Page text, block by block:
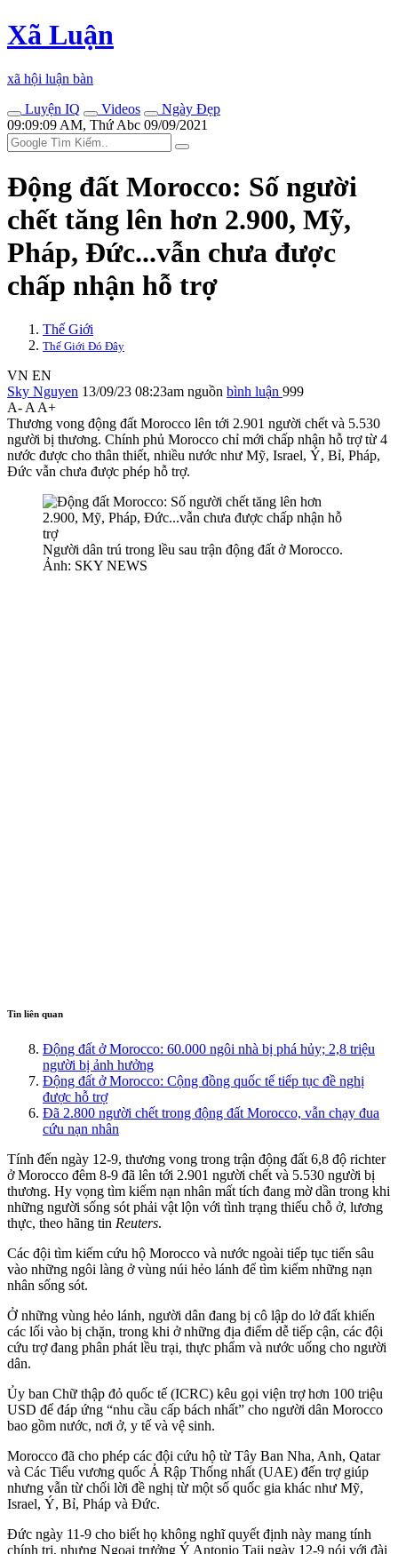
Xã Luận
xã hội luận bàn
Luyện IQ
Videos
Ngày Đẹp
09:09:09 AM, Thứ Abc 09/09/2021
Động đất Morocco: Số người
chết tăng lên hơn 2.900, Mỹ,
Pháp, Đức...vẫn chưa được
chấp nhận hỗ trợ
Thế Giới
Thế Giới Đó Đây
VN EN
Sky Nguyen 13/09/23 08:23am nguồn bình luận 999
A- A A+
Thương vong động đất Morocco lên tới 2.901 người chết và 5.530
người bị thương. Chính phủ Morocco chỉ mới chấp nhận hỗ trợ từ 4
nước được cho thân thiết, nhiều nước như Mỹ, Israel, Ý, Bỉ, Pháp,
Đức vẫn chưa được phép hỗ trợ.
Người dân trú trong lều sau trận động đất ở Morocco.
Ảnh: SKY NEWS
Tin liên quan
Động đất ở Morocco: 60.000 ngôi nhà bị phá hủy; 2,8 triệu
người bị ảnh hưởng
Động đất ở Morocco: Cộng đồng quốc tế tiếp tục đề nghị
được hỗ trợ
Đã 2.800 người chết trong động đất Morocco, vẫn chạy đua
cứu nạn nhân
Tính đến ngày 12-9, thương vong trong trận động đất 6,8 độ richter
ở Morocco đêm 8-9 đã lên tới 2.901 người chết và 5.530 người bị
thương. Hy vọng tìm kiếm nạn nhân mất tích đang mờ dần trong khi
những người sống sót phải vật lộn với tình trạng thiếu chỗ ở, lương
thực, theo hãng tin Reuters.
Các đội tìm kiếm cứu hộ Morocco và nước ngoài tiếp tục tiến sâu
vào những ngôi làng ở vùng núi hẻo lánh để tìm kiếm những nạn
nhân sống sót.
Ở những vùng hẻo lánh, người dân đang bị cô lập do lở đất khiến
các lối vào bị chặn, trong khi ở những địa điểm dễ tiếp cận, các đội
cứu trợ đang phân phát lều trại, thực phẩm và nước uống cho người
dân.
Ủy ban Chữ thập đỏ quốc tế (ICRC) kêu gọi viện trợ hơn 100 triệu
USD để đáp ứng “nhu cầu cấp bách nhất” cho người dân Morocco
bao gồm nước, nơi ở, y tế và vệ sinh.
Morocco đã cho phép các đội cứu hộ từ Tây Ban Nha, Anh, Qatar
và Các Tiểu vương quốc Ả Rập Thống nhất (UAE) đến trợ giúp
nhưng vẫn từ chối lời đề nghị từ một số quốc gia khác như Mỹ,
Israel, Ý, Bỉ, Pháp và Đức.
Đức ngày 11-9 cho biết họ không nghĩ quyết định này mang tính
chính trị, nhưng Ngoại trưởng Ý Antonio Taji ngày 12-9 nói với đài